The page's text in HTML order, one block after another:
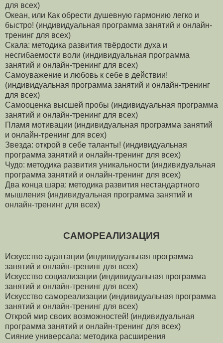
для всех)
Океан, или Как обрести душевную гармонию легко и
быстро! (индивидуальная программа занятий и онлайн-
тренинг для всех)
Скала: методика развития твёрдости духа и
несгибаемости воли (индивидуальная программа
занятий и онлайн-тренинг для всех)
Самоуважение и любовь к себе в действии!
(индивидуальная программа занятий и онлайн-тренинг
для всех)
Самооценка высшей пробы (индивидуальная программа
занятий и онлайн-тренинг для всех)
Пламя мотивации (индивидуальная программа занятий
и онлайн-тренинг для всех)
Звезда: открой в себе таланты! (индивидуальная
программа занятий и онлайн-тренинг для всех)
Чудо: методика развития уникальности (индивидуальная
программа занятий и онлайн-тренинг для всех)
Два конца шара: методика развития нестандартного
мышления (индивидуальная программа занятий и
онлайн-тренинг для всех)
САМОРЕАЛИЗАЦИЯ
Искусство адаптации (индивидуальная программа
занятий и онлайн-тренинг для всех)
Искусство социализации (индивидуальная программа
занятий и онлайн-тренинг для всех)
Искусство самореализации (индивидуальная программа
занятий и онлайн-тренинг для всех)
Открой мир своих возможностей! (индивидуальная
программа занятий и онлайн-тренинг для всех)
Сияние универсала: методика расширения